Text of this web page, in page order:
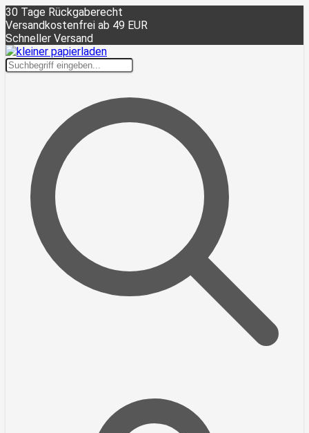
30 Tage Rückgaberecht
Versandkostenfrei ab 49 EUR
Schneller Versand